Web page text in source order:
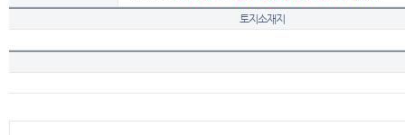
토지소재지